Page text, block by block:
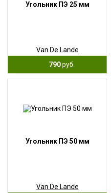
Угольник ПЭ 25 мм
Van De Lande
790руб.
Угольник ПЭ 50 мм
Van De Lande